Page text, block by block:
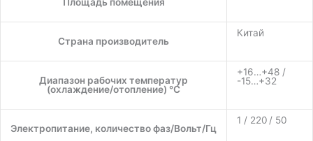
Страна производитель
Китай
Диапазон рабочих температур
(охлаждение/отопление) °C
+16…+48 /
-15…+32
Электропитание, количество фаз/Вольт/Гц
1 / 220 / 50